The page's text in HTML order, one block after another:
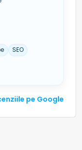
SEO
pe Google